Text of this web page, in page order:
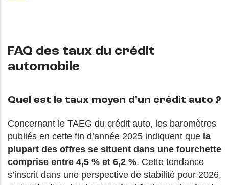
FAQ des taux du crédit
automobile
Quel est le taux moyen d'un crédit auto ?
Concernant le TAEG du crédit auto, les baromètres
publiés en cette fin d’année 2025 indiquent que la
plupart des offres se situent dans une fourchette
comprise entre 4,5 % et 6,2 %. Cette tendance
s’inscrit dans une perspective de stabilité pour 2026,